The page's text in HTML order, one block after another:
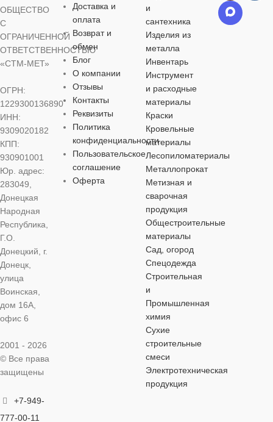
универсальные
МАТЕРИАЛ
хлопчатобумажная
ткань
ОСОБЕННОСТИ
повышенной
прочности
универсальные
МАТЕРИАЛ
ПВХ,
хлопчатобумажная
ткань
ОСОБЕННОСТИ
повышенной
универсальные
МАТЕРИАЛ
ткань
ОСОБЕННОСТИ
повышенной
прочности
ОБЩЕСТВО
С
ОГРАНИЧЕННОЙ
ОТВЕТСТВЕННОСТЬЮ
«СТМ-МЕТ»
ОГРН:
1229300136890
ИНН:
9309020182
КПП:
930901001
Юр. адрес:
283049,
Донецкая
Народная
Республика,
Г.О.
Донецкий, г.
Донецк,
улица
Воинская,
дом 16А,
офис 6
2001 - 2026
© Все права
защищены
+7-949-
777-00-11
Доставка и
оплата
Возврат и
обмен
Блог
О компании
Отзывы
Контакты
Реквизиты
Политика
конфиденциальности
Пользовательское
соглашение
Оферта
и
сантехника
Изделия из
металла
Инвентарь
Инструмент
и расходные
материалы
Краски
Кровельные
материалы
Лесопиломатериалы
Металлопрокат
Метизная и
сварочная
продукция
Общестроительные
материалы
Сад, огород
Спецодежда
Строительная
и
Промышленная
химия
Сухие
строительные
смеси
Электротехническая
продукция